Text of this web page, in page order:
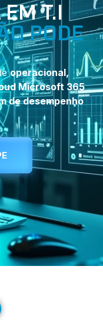
T.I
PODE
operacional,
Microsoft 365
de desempenho